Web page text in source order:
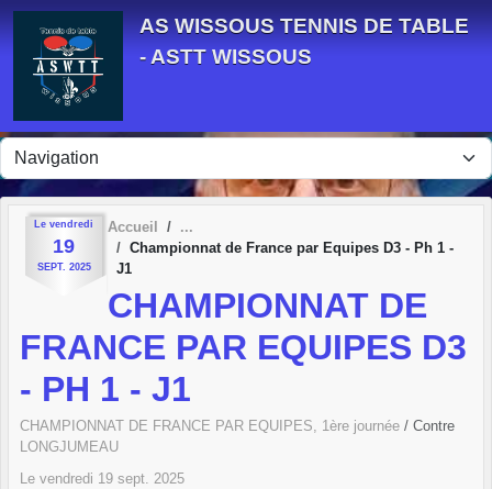
AS WISSOUS TENNIS DE TABLE
- ASTT WISSOUS
Le vendredi
19
SEPT. 2025
Accueil
Championnat de France par Equipes D3 - Ph 1 -
J1
CHAMPIONNAT DE
FRANCE PAR EQUIPES D3
- PH 1 - J1
CHAMPIONNAT DE FRANCE PAR EQUIPES, 1ère journée / Contre
LONGJUMEAU
Le vendredi 19 sept. 2025
Panneau de gestion des cookies